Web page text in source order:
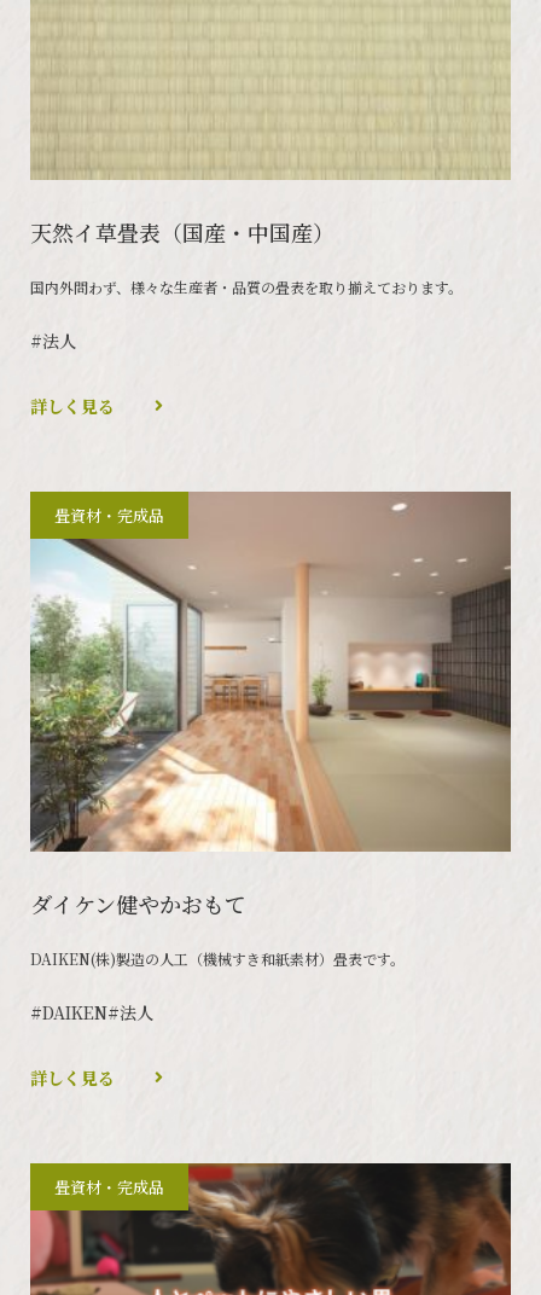
天然イ草畳表（国産・中国産）
国内外問わず、様々な生産者・品質の畳表を取り揃えております。
#法人
詳しく見る
畳資材・完成品
ダイケン健やかおもて
DAIKEN(株)製造の人工（機械すき和紙素材）畳表です。
#DAIKEN#法人
詳しく見る
畳資材・完成品